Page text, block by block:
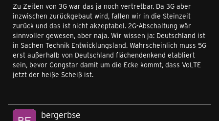
Zu Zeiten von 3G war das ja noch vertretbar. Da 3G aber
inzwischen zurückgebaut wird, fallen wir in die Steinzeit
zurück und das ist nicht akzeptabel. 2G-Abschaltung wär
sinnvoller gewesen, aber naja. Wir wissen ja: Deutschland ist
in Sachen Technik Entwicklungsland. Wahrscheinlich muss 5G
erst außerhalb von Deutschland flächendenkend etabliert
sein, bevor Congstar damit um die Ecke kommt, dass VoLTE
jetzt der heiße Scheiß ist.
bergerbse